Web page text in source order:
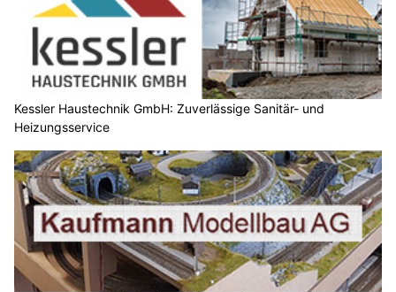
Kessler Haustechnik GmbH: Zuverlässige Sanitär- und
Heizungsservice